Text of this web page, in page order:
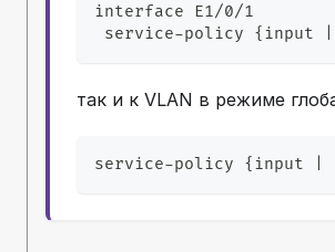
interface E1/0/1
service-policy {input |
так и к VLAN в режиме
service-policy {input |